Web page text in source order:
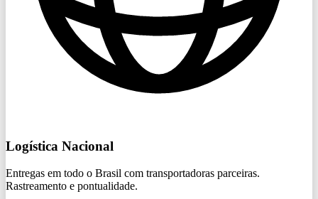
Logística Nacional
Entregas em todo o Brasil com transportadoras parceiras.
Rastreamento e pontualidade.